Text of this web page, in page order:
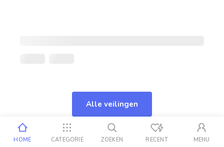
Alle veilingen
HOME CATEGORIE ZOEKEN RECENT MENU